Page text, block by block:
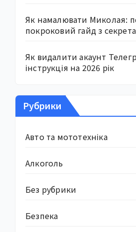
Як намалювати Миколая:
покроковий гайд з
Як видалити акаунт
інструкція на 2026 рік
Рубрики
Авто та мототехніка
Алкоголь
Без рубрики
Безпека